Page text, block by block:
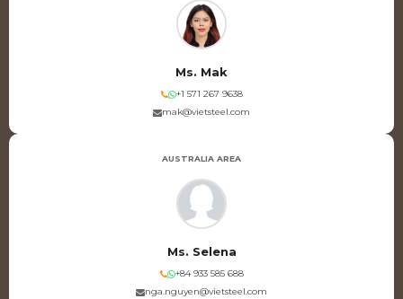
Ms. Mak
+1 571 267 9638
mak@vietsteel.com
AUSTRALIA AREA
Ms. Selena
+84 933 585 688
nga.nguyen@vietsteel.com